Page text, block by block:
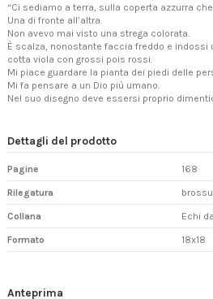
“Ci sediamo a terra, sulla coperta azzurra
Una di fronte all’altra.
Non avevo mai visto una strega colorata.
È scalza, nonostante faccia freddo e
cotta viola con grossi pois rossi.
Mi piace guardare la pianta dei piedi delle
Mi fa pensare a un Dio più umano.
Nel suo disegno deve essersi proprio
Dettagli del prodotto
Pagine 168
Rilegatura
Collana Echi
Formato 18x18
Anteprima